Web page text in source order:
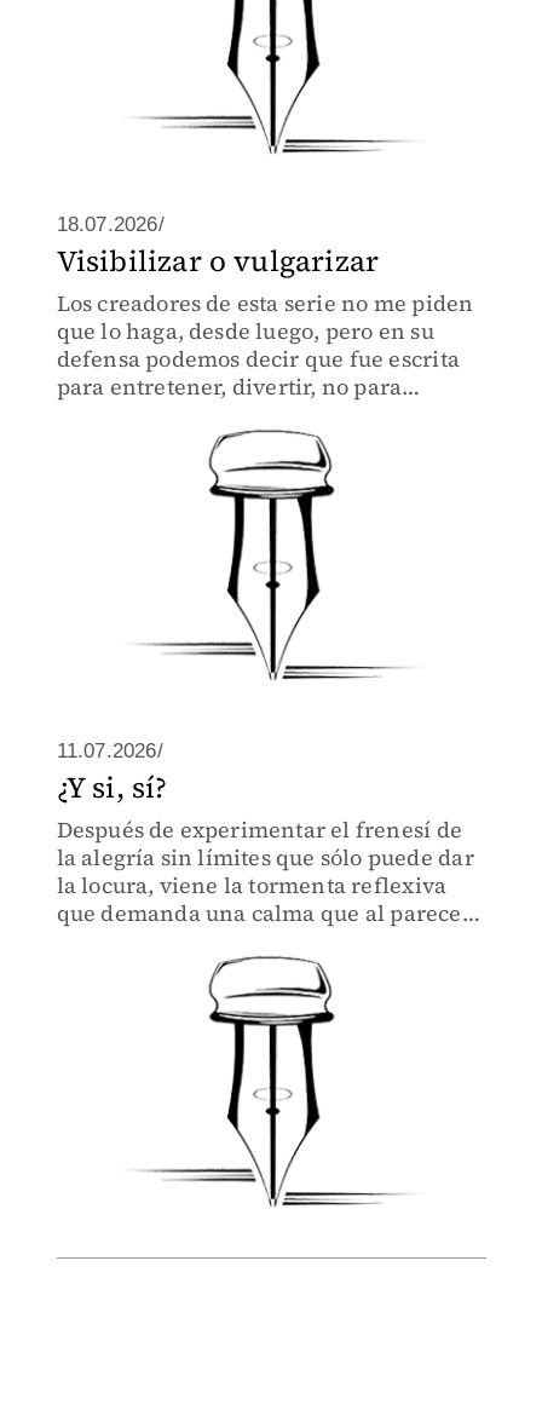
18.07.2026/
Visibilizar o vulgarizar
Los creadores de esta serie no me piden
que lo haga, desde luego, pero en su
defensa podemos decir que fue escrita
para entretener, divertir, no para
11.07.2026/
¿Y si, sí?
Después de experimentar el frenesí de
la alegría sin límites que sólo puede dar
la locura, viene la tormenta reflexiva
que demanda una calma que al parecer